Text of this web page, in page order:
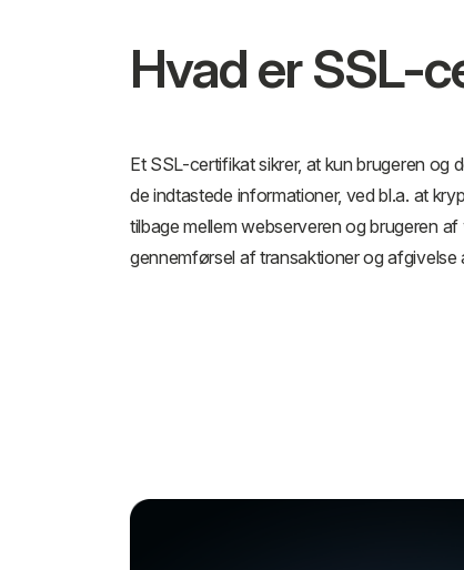
Hvad er SSL-
Et SSL-certifikat sikrer, at kun brugeren og
de indtastede informationer, ved bl.a. at
tilbage mellem webserveren og brugeren
gennemførsel af transaktioner og afgivelse